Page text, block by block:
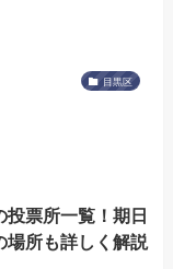
目黒区
投票所一覧！期日
場所も詳しく解説